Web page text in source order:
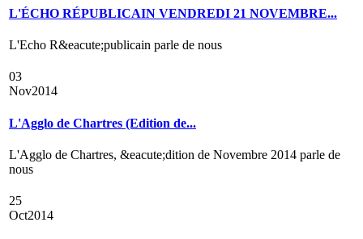
L'ÉCHO RÉPUBLICAIN VENDREDI 21 NOVEMBRE...
L'Echo R&eacute;publicain parle de nous
03
Nov2014
L'Agglo de Chartres (Edition de...
L'Agglo de Chartres, &eacute;dition de Novembre 2014 parle de
nous
25
Oct2014